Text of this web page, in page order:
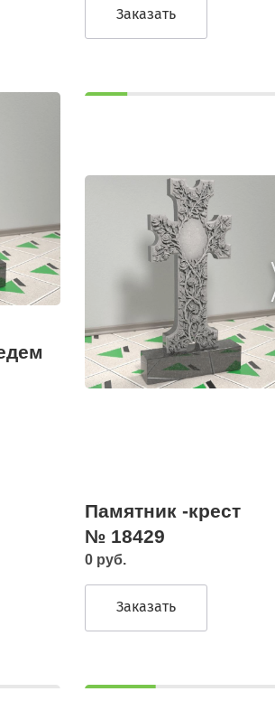
Заказать
Памятник -крест
№ 18429
0 руб.
Заказать